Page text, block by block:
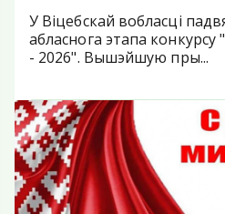
У Віцебскай вобласці
абласнога этапа конкурсу
- 2026". Вышэйшую пры...